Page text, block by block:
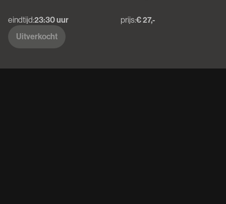
eindtijd:23:30 uur prijs:€ 27,-
Uitverkocht